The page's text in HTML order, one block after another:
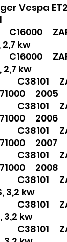
Vespa ET2
kw
kw
C38101
2005
C38101
2006
C38101
2007
C38101
2008
C38101
3,2 kw
C38101
kw
C38101